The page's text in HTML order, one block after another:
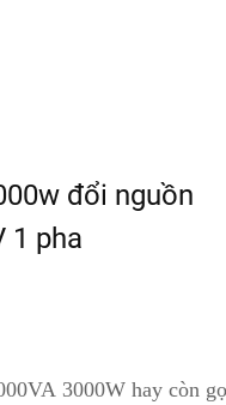
đổi nguồn
1 pha
3000W hay còn